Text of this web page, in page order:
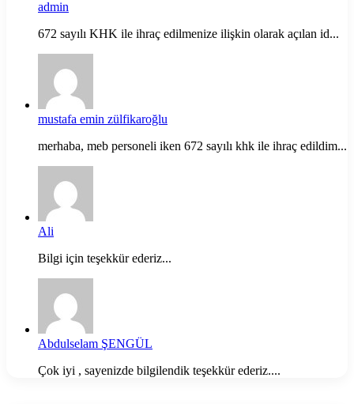
admin
672 sayılı KHK ile ihraç edilmenize ilişkin olarak açılan id...
mustafa emin zülfikaroğlu
merhaba, meb personeli iken 672 sayılı khk ile ihraç edildim...
Ali
Bilgi için teşekkür ederiz...
Abdulselam ŞENGÜL
Çok iyi , sayenizde bilgilendik teşekkür ederiz....